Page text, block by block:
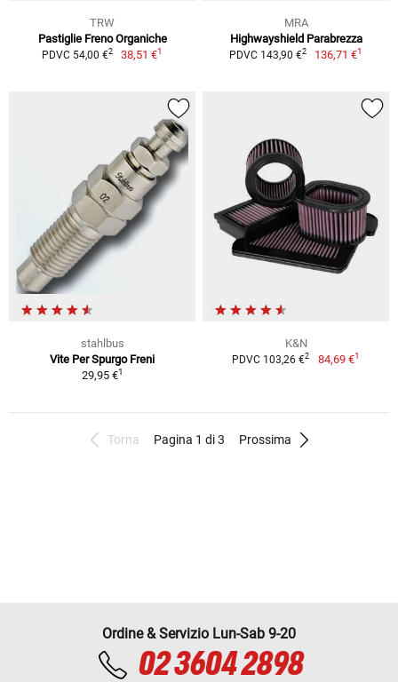
TRW
Pastiglie Freno Organiche
PDVC 54,00 €2 38,51 €1
MRA
Highwayshield Parabrezza
PDVC 143,90 €2 136,71 €1
stahlbus
Vite Per Spurgo Freni
29,95 €1
K&N
PDVC 103,26 €2 84,69 €1
Torna Pagina 1 di 3 Prossima
Ordine & Servizio Lun-Sab 9-20
02 3604 2898